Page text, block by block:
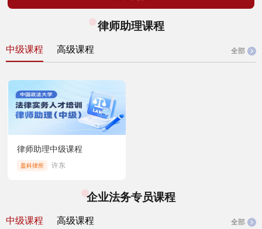
律师助理课程
中级课程 高级课程 全部
律师助理中级课程
盈科律所 许东
企业法务专员课程
中级课程 高级课程 全部